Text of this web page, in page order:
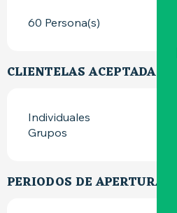
60 Persona(s)
CLIENTELAS ACEPTADAS
Individuales
Grupos
PERIODOS DE APERTURA